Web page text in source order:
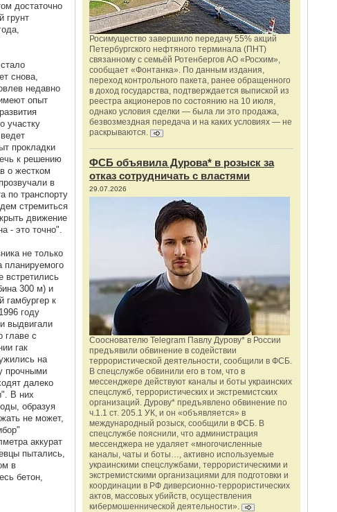
достаточно
грунт
снова,
недавно
опыт
участку
прокладки
к решению
о жестком
в
по транспорту
стремиться
движение
- это точно".
не только
планируемого
встретились
300 м) и
гамбургер к
году
выдвигали
главе с
гак
на
прочными
далеко
В них
образуя
не может,
аккурат
пытались,
в
бетон,
Росимущество завершило передачу 55% акций
Петербургского нефтяного терминала (ПНТ)
связанному с семьёй Ротенбергов АО «Росхим»,
сообщает «Фонтанка». По данным издания,
переход контрольного пакета, ранее обращенного
в доход государства, подтверждается выпиской из
реестра акционеров по состоянию на 10 июля,
однако условия сделки — была ли это продажа,
безвозмездная передача и на каких условиях — не
раскрываются.
ФСБ объявила Дурова* в розыск за
отказ сотрудничать с властями
29.07.2026
Сооснователю Telegram Павлу Дурову* в России
предъявили обвинение в содействии
террористической деятельности, сообщили в ФСБ.
В спецслужбе обвинили его в том, что в
мессенджере действуют каналы и боты украинских
спецслужб, террористических и экстремистских
организаций. Дурову* предъявлено обвинение по
ч.1.1 ст. 205.1 УК, и он «объявляется» в
международный розыск, сообщили в ФСБ. В
спецслужбе пояснили, что администрация
мессенджера не удаляет «многочисленные
каналы, чаты и боты…, активно используемые
украинскими спецслужбами, террористическими и
экстремистскими организациями для подготовки и
координации в РФ диверсионно-террористических
актов, массовых убийств, осуществления
кибермошеннической деятельности».